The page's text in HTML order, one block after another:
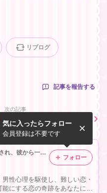
リブログ
記事を報告する
次の記事
１０周年♡サマースペシャル
感謝祭●ヒーリング&秘術祭●
辛い・苦しい恋愛から解放され、彼から一番に愛され続ける秘訣
性心理を駆使し、難しい恋・
能にする恋の奇跡をあなたに♡
気に入ったらフォロー
会員登録は不要です
フォロー